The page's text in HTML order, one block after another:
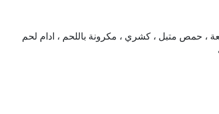
، حمص متبل ، كشري ، مكرونة باللحم ، ادام لحم